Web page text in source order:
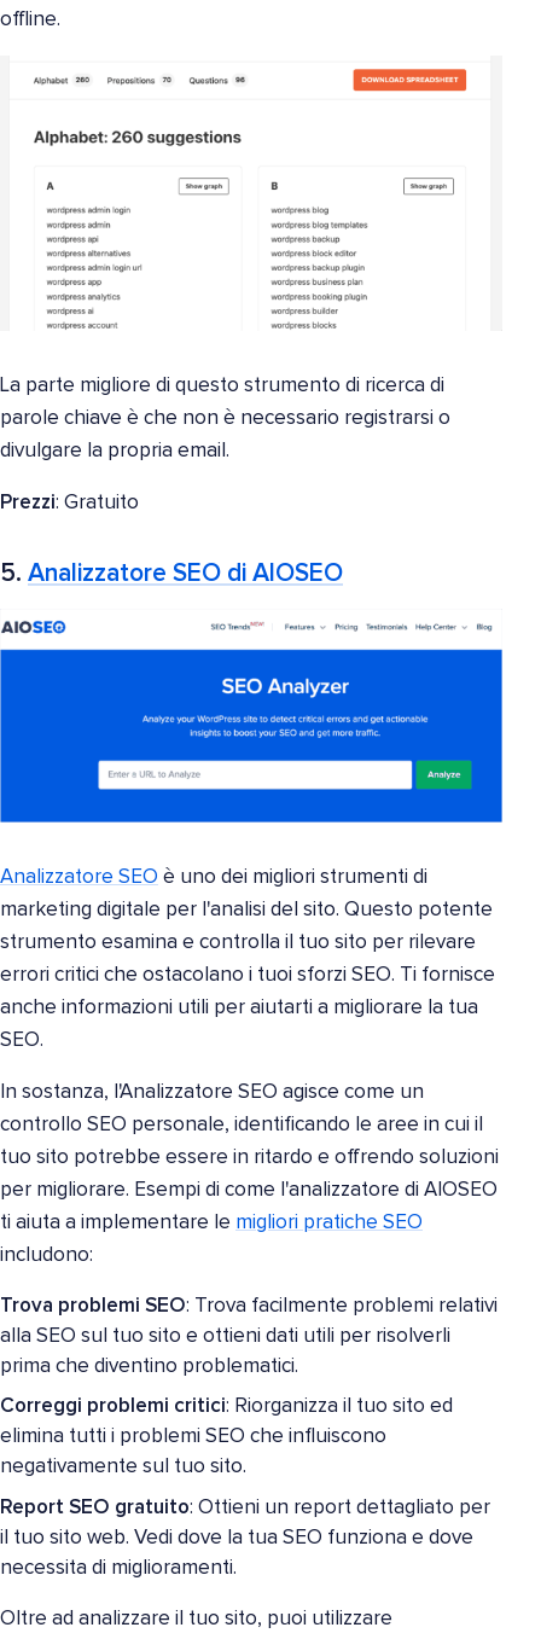
offline.
La parte migliore di questo strumento di ricerca di
parole chiave è che non è necessario registrarsi o
divulgare la propria email.
Prezzi: Gratuito
5. Analizzatore SEO di AIOSEO
Analizzatore SEO è uno dei migliori strumenti di
marketing digitale per l'analisi del sito. Questo potente
strumento esamina e controlla il tuo sito per rilevare
errori critici che ostacolano i tuoi sforzi SEO. Ti fornisce
anche informazioni utili per aiutarti a migliorare la tua
SEO.
In sostanza, l'Analizzatore SEO agisce come un
controllo SEO personale, identificando le aree in cui il
tuo sito potrebbe essere in ritardo e offrendo soluzioni
per migliorare. Esempi di come l'analizzatore di AIOSEO
ti aiuta a implementare le migliori pratiche SEO
includono:
Trova problemi SEO: Trova facilmente problemi relativi
alla SEO sul tuo sito e ottieni dati utili per risolverli
prima che diventino problematici.
Correggi problemi critici: Riorganizza il tuo sito ed
elimina tutti i problemi SEO che influiscono
negativamente sul tuo sito.
Report SEO gratuito: Ottieni un report dettagliato per
il tuo sito web. Vedi dove la tua SEO funziona e dove
necessita di miglioramenti.
Oltre ad analizzare il tuo sito, puoi utilizzare